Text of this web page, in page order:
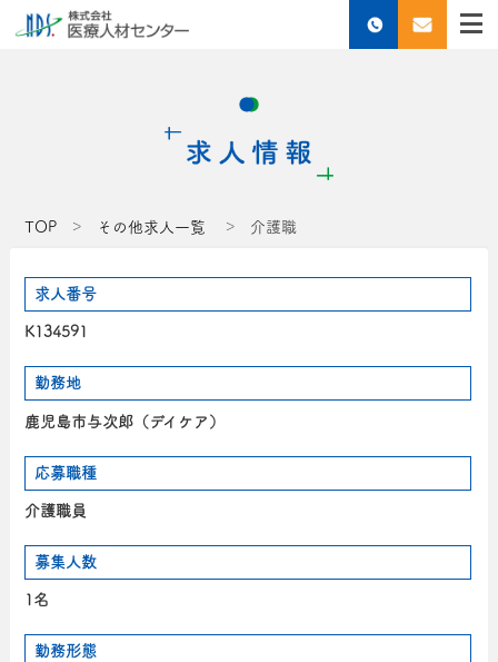
TOP その他求人一覧 介護職
求人番号
K134591
勤務地
鹿児島市与次郎（デイケア）
応募職種
介護職員
募集人数
1名
勤務形態